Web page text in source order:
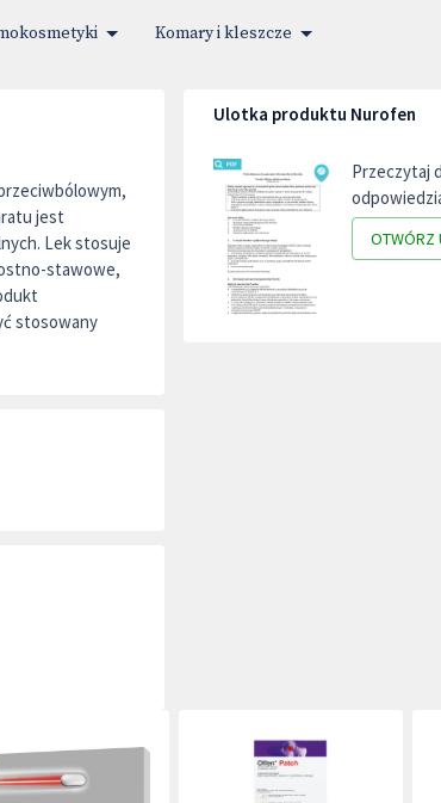
Komary i kleszcze
jest
Lek stosuje
stawowe,
stosowany
Ulotka produktu Nurofen
Przeczytaj
OTWÓRZ